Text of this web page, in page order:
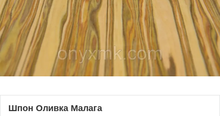
Шпон Оливка Малага